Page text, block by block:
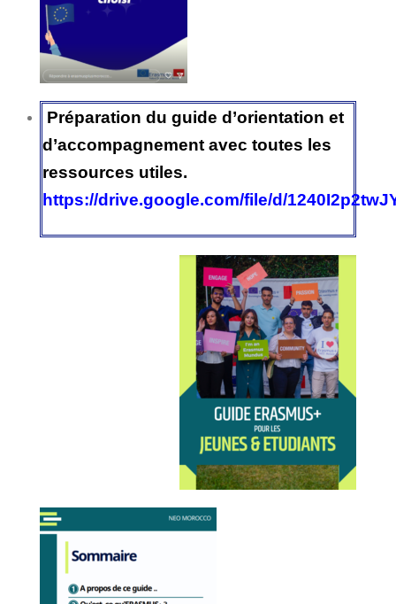
Préparation du guide d’orientation et
d’accompagnement avec toutes les
ressources utiles.
https://drive.google.com/file/d/